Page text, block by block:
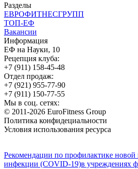
Разделы
ЕВРОФИТНЕСГРУПП
ТОП-ЕФ
Вакансии
Информация
ЕФ на Науки, 10
Рецепция клуба:
+7 (911) 158-45-48
Отдел продаж:
+7 (921) 955-77-90
+7 (911) 150-77-55
Мы в соц. сетях:
© 2011-2026 EuroFitness Group
Политика конфидециальности
Условия использования ресурса
Рекомендации по профилактике новой
инфекции (COVID-19)в учреждениях